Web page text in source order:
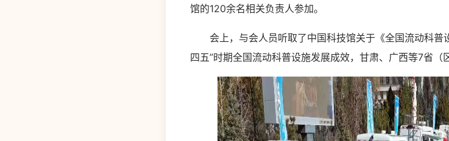
馆的120余名相关负责人参加。
会上，与会人员听取了中国科技馆关于《全国流动科普
四五”时期全国流动科普设施发展成效，甘肃、广西等7省（